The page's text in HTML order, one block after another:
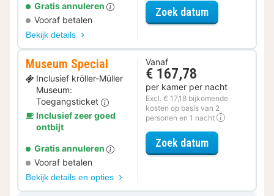
Gratis annuleren
Vooraf betalen
Bekijk details
Zoek datumvoor
Museum Special
Inclusief kröller-Müller
Museum:
Toegangsticket
Inclusief zeer goed
ontbijt
Gratis annuleren
Vooraf betalen
Bekijk details en opties
Vanaf
€ 167,78
per kamer per nacht
Excl. € 17,18 bijkomende
kosten op basis van 2
personen en 1 nacht
Zoek datumvoor Museum